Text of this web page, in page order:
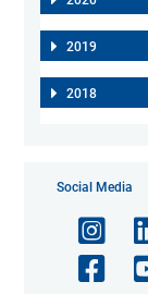
2019
2018
Social Media